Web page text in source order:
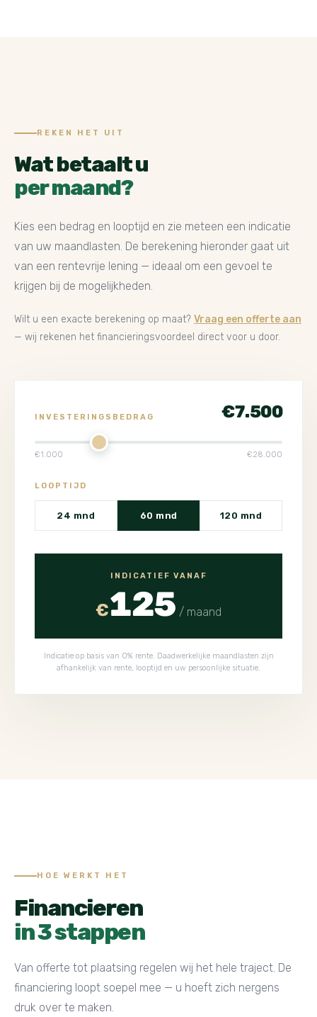
REKEN HET UIT
Wat betaalt u
per maand?
Kies een bedrag en looptijd en zie meteen een indicatie
van uw maandlasten. De berekening hieronder gaat uit
van een rentevrije lening — ideaal om een gevoel te
krijgen bij de mogelijkheden.
Wilt u een exacte berekening op maat? Vraag een offerte aan
— wij rekenen het financieringsvoordeel direct voor u door.
INVESTERINGSBEDRAG €7.500
€1.000 €28.000
LOOPTIJD
24 mnd 60 mnd 120 mnd
INDICATIEF VANAF
€125 / maand
Indicatie op basis van 0% rente. Daadwerkelijke maandlasten zijn
afhankelijk van rente, looptijd en uw persoonlijke situatie.
HOE WERKT HET
Financieren
in 3 stappen
Van offerte tot plaatsing regelen wij het hele traject. De
financiering loopt soepel mee — u hoeft zich nergens
druk over te maken.